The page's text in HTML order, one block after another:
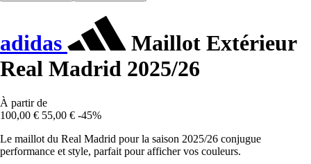
adidas
Maillot Extérieur
Real Madrid 2025/26
À partir de
100,00 € 55,00 € -45%
Le maillot du Real Madrid pour la saison 2025/26 conjugue
performance et style, parfait pour afficher vos couleurs.